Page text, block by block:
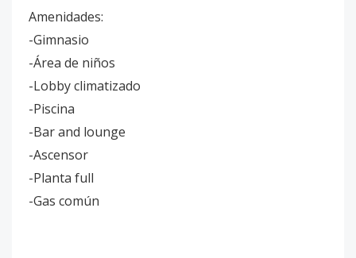
Amenidades:
-Gimnasio
-Área de niños
-Lobby climatizado
-Piscina
-Bar and lounge
-Ascensor
-Planta full
-Gas común